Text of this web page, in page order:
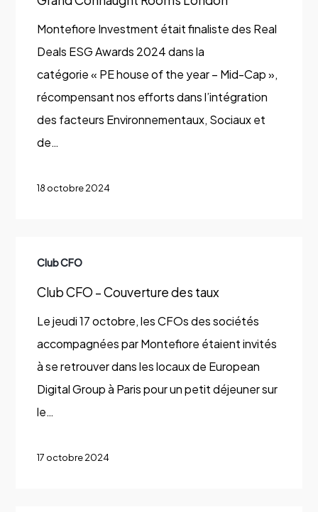
Awards
2024
Vere
Grand
Connaught
London
Montefiore Investment était finaliste des Real
Deals ESG Awards 2024 dans la
catégorie « PE house of the year – Mid-Cap »,
récompensant nos efforts dans l’intégration
des facteurs Environnementaux, Sociaux et
de…
18 octobre 2024
CFO
Couverture
taux
Club CFO
Club CFO – Couverture des taux
Le jeudi 17 octobre, les CFOs des sociétés
accompagnées par Montefiore étaient invités
à se retrouver dans les locaux de European
Digital Group à Paris pour un petit déjeuner sur
le…
17 octobre 2024